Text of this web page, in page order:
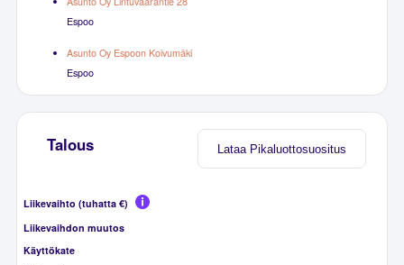
Espoo
Asunto Oy Espoon Koivumäki
Espoo
Lataa Pikaluottosuositus
Talous
Liikevaihto (tuhatta €)
Liikevaihdon muutos
Käyttökate